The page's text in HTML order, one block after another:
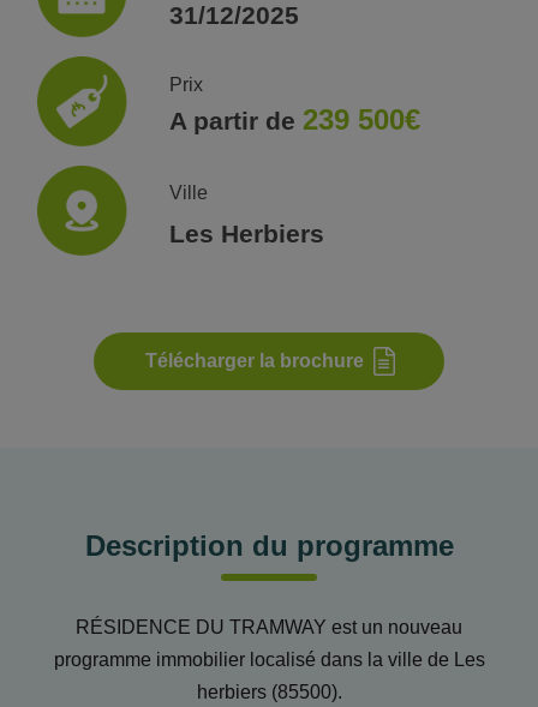
31/12/2025
Prix
A partir de 239 500€
Ville
Les Herbiers
Télécharger la brochure
Description du programme
RÉSIDENCE DU TRAMWAY est un nouveau
programme immobilier localisé dans la ville de Les
herbiers (85500).